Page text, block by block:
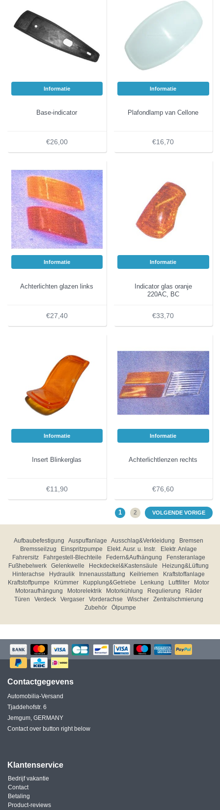
Informatie
Base-indicator
€26,00
Informatie
Plafondlamp van Cellone
€16,70
Informatie
Achterlichten glazen links
€27,40
Informatie
Indicator glas oranje
220AC, BC
€33,70
Informatie
Insert Blinkerglas
€11,90
Informatie
Achterlichtlenzen rechts
€76,60
1 2 VOLGENDE VORIGE
Aufbaubefestigung Auspuffanlage Ausschlag&Verkleidung
Bremsen
Bremsseilzug
Einspritzpumpe Elekt. Ausr. u. Instr.
Elektr. Anlage
Fahrersitz
Fahrgestell-Blechteile Federn&Aufhängung
Fensteranlage
Fußhebelwerk
Gelenkwelle Heckdeckel&Kastensäule
Heizung&Lüftung
Hinterachse
Hydraulik Innenausstattung Keilriemen
Kraftstoffanlage
Kraftstoffpumpe
Krümmer Kupplung&Getriebe Lenkung Luftfilter
Motor
Motoraufhängung
Motorelektrik Motorkühlung Regulierung
Räder
Türen
Verdeck Vergaser Vorderachse Wischer
Zentralschmierung
Zubehör
Ölpumpe
Contactgegevens
Automobilia-Versand
Tjaddehofstr. 6
Jemgum, GERMANY
Contact over button right below
Klantenservice
Bedrijf vakantie
Contact
Betaling
Product-reviews